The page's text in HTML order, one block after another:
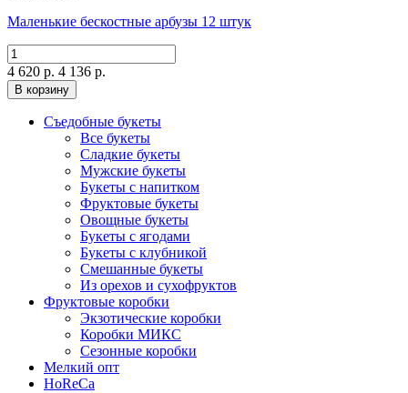
Маленькие бескостные арбузы 12 штук
4 620 р. 4 136 р.
В корзину
Съедобные букеты
Все букеты
Сладкие букеты
Мужские букеты
Букеты с напитком
Фруктовые букеты
Овощные букеты
Букеты с ягодами
Букеты с клубникой
Смешанные букеты
Из орехов и сухофруктов
Фруктовые коробки
Экзотические коробки
Коробки МИКС
Сезонные коробки
Мелкий опт
HoReCa